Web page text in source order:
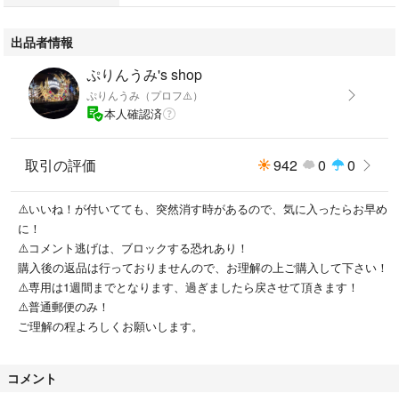
出品者情報
ぷりんうみ's shop
ぷりんうみ（プロフ⚠️）
本人確認済
取引の評価 942 0 0
⚠️いいね！が付いてても、突然消す時があるので、気に入ったらお早め
に！
⚠️コメント逃げは、ブロックする恐れあり！
購入後の返品は行っておりませんので、お理解の上ご購入して下さい！
⚠️専用は1週間までとなります、過ぎましたら戻させて頂きます！
⚠️普通郵便のみ！
ご理解の程よろしくお願いします。
コメント